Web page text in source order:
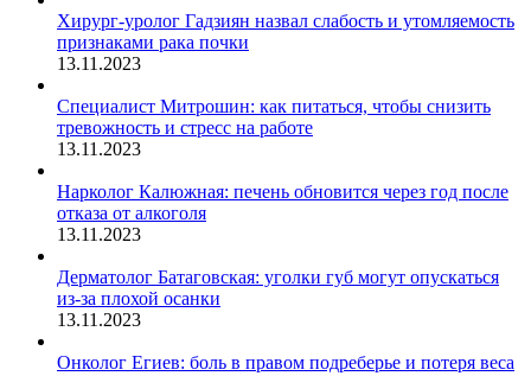
Хирург-уролог Гадзиян назвал слабость и утомляемость
признаками рака почки
13.11.2023
Специалист Митрошин: как питаться, чтобы снизить
тревожность и стресс на работе
13.11.2023
Нарколог Калюжная: печень обновится через год после
отказа от алкоголя
13.11.2023
Дерматолог Батаговская: уголки губ могут опускаться
из-за плохой осанки
13.11.2023
Онколог Егиев: боль в правом подреберье и потеря веса